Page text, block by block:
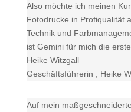
Also möchte ich meinen
Fotodrucke in Profiqualität
Technik und
ist Gemini für mich die erste
Heike Witzgall
Geschäftsführerin
Heike
Auf mein